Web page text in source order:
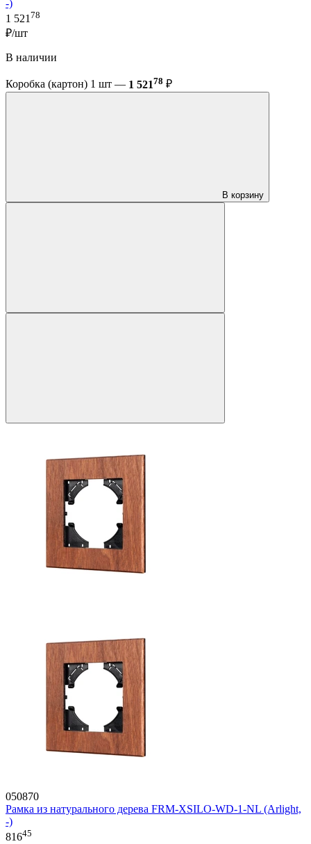
-)
1 52178
₽/шт
В наличии
Коробка (картон) 1 шт — 1 52178 ₽
В корзину
050870
Рамка из натурального дерева FRM-XSILO-WD-1-NL (Arlight,
-)
81645